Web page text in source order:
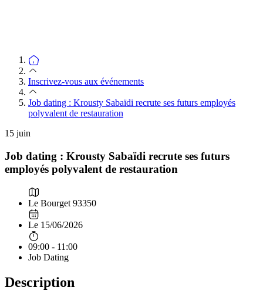
Inscrivez-vous aux événements
Job dating : Krousty Sabaïdi recrute ses futurs employés
polyvalent de restauration
15 juin
Job dating : Krousty Sabaïdi recrute ses futurs
employés polyvalent de restauration
Le Bourget 93350
Le 15/06/2026
09:00 - 11:00
Job Dating
Description